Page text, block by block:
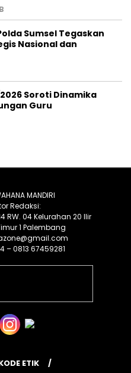
Sumsel Tegaskan
Nasional dan
Soroti Dinamika
Guru
MANDIRI
Redaksi:
RW. 04 Kelurahan 20 Ilir
1 Palembang
– 0813 67459281
ETIK